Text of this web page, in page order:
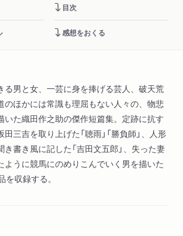
目次
感想をおくる
る男と女、一芸に身を捧げる芸人、破天荒
ほかには常識も理屈もない人々の、物悲
いた織田作之助の傑作短篇集。定跡に抗す
三吉を取り上げた「聴雨」「勝負師」、人形
書き風に記した「吉田文五郎」、失った妻
ように競馬にのめりこんでいく男を描いた
を収録する。